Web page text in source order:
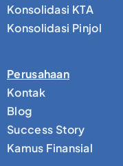
Konsolidasi KTA
Konsolidasi Pinjol
Perusahaan
Kontak
Blog
Success Story
Kamus Finansial